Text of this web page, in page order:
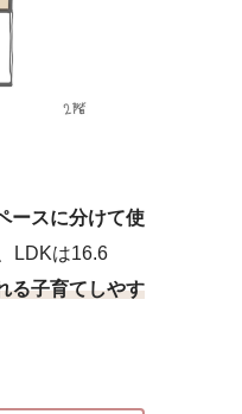
ースに分けて使
LDKは16.6
る子育てしやす